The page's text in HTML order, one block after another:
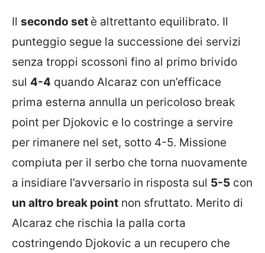
Il secondo set è altrettanto equilibrato. Il
punteggio segue la successione dei servizi
senza troppi scossoni fino al primo brivido
sul 4-4 quando Alcaraz con un’efficace
prima esterna annulla un pericoloso break
point per Djokovic e lo costringe a servire
per rimanere nel set, sotto 4-5. Missione
compiuta per il serbo che torna nuovamente
a insidiare l’avversario in risposta sul 5-5 con
un altro break point non sfruttato. Merito di
Alcaraz che rischia la palla corta
costringendo Djokovic a un recupero che